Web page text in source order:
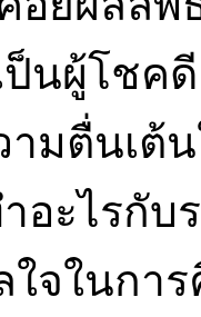
นผู้โชคดี
มตื่นเต้
ะไรกับ
ใจในกา